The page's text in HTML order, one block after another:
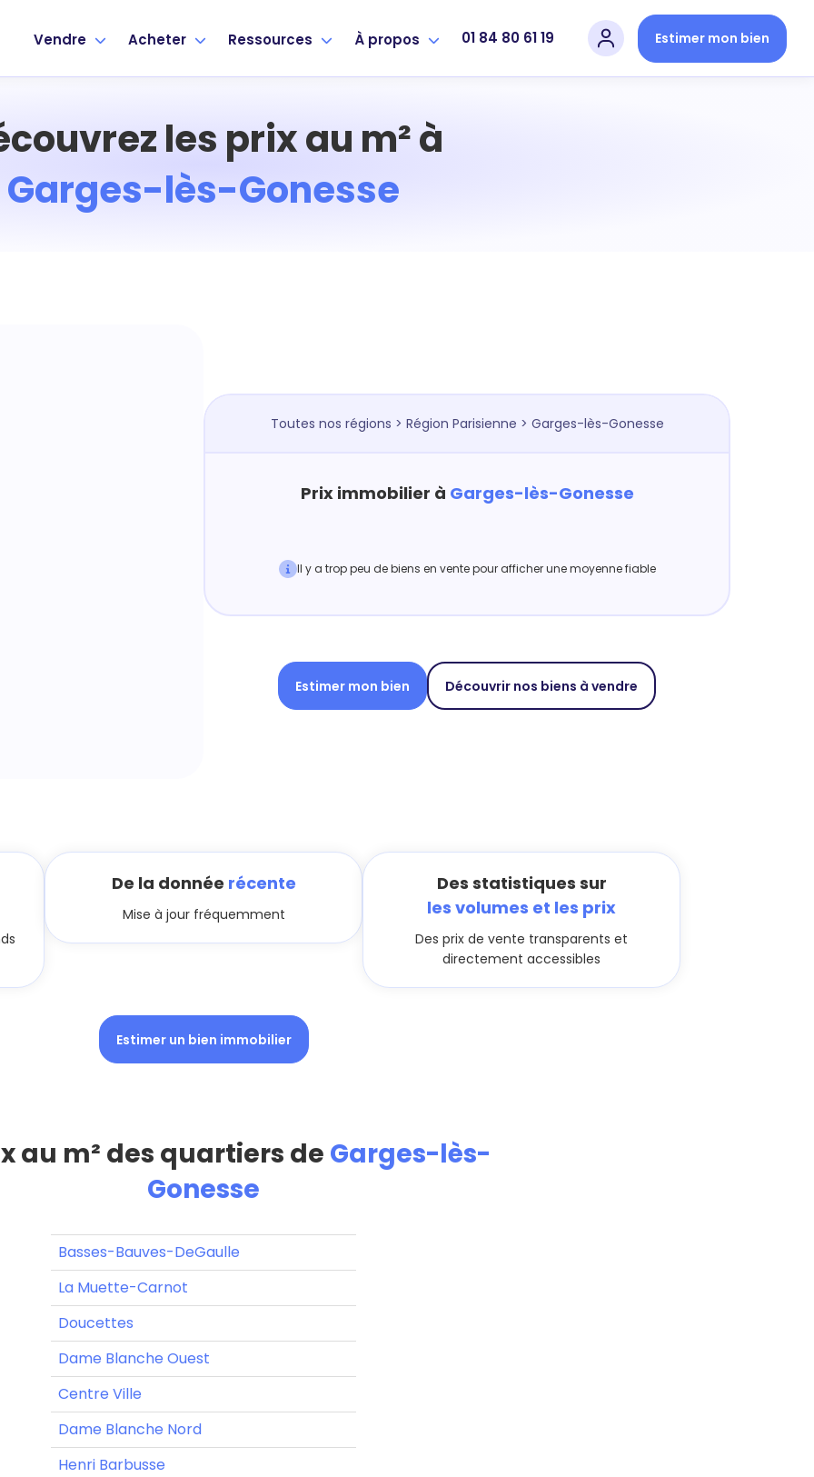
Vendre Acheter Ressources À propos 01 84 80 61 19 Estimer mon bien
les prix au m² à
Garges-lès-Gonesse
Toutes nos régions > Région Parisienne > Garges-lès-Gonesse
Prix immobilier à Garges-lès-Gonesse
Il y a trop peu de biens en vente pour afficher une moyenne fiable
Estimer mon bien Découvrir nos biens à vendre
De la donnée récente
Mise à jour fréquemment
Des statistiques sur
les volumes et les prix
Des prix de vente transparents et
directement accessibles
Estimer un bien immobilier
au m² des quartiers de Garges-lès-
Gonesse
Basses-Bauves-DeGaulle
La Muette-Carnot
Doucettes
Dame Blanche Ouest
Centre Ville
Dame Blanche Nord
Henri Barbusse